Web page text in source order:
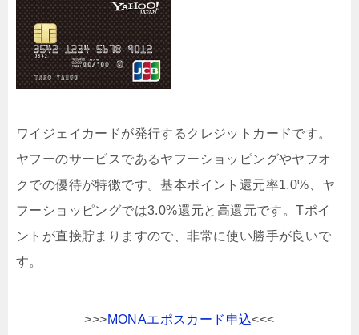
ワイジェイカードが発行するクレジットカードです。
ヤフーのサービスであるヤフーショッピングやヤフオ
クでの優待が特徴です。基本ポイント還元率1.0%、ヤ
フーショッピングでは3.0%還元と高還元です。Tポイ
ントが直接貯まりますので、非常に使い勝手が良いで
す。
>>>MONAエポスカード申込<<<